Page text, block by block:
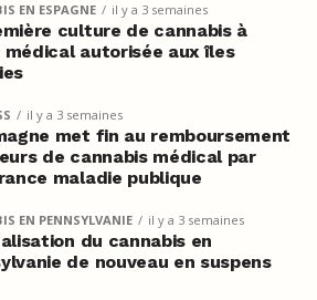
EN ESPAGNE il y a 3 semaines
culture de cannabis à
médical autorisée aux îles
il y a 3 semaines
met fin au remboursement
de cannabis médical par
maladie publique
EN PENNSYLVANIE il y a 3 semaines
du cannabis en
de nouveau en suspens